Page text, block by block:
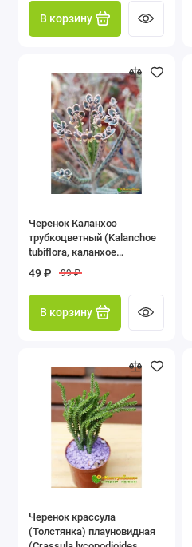
В корзину
Черенок Каланхоэ
трубкоцветный (Kalanchoe
tubiflora, каланхое
49 ₽ 99 ₽
В корзину
Черенок крассула
(Толстянка) плауновидная